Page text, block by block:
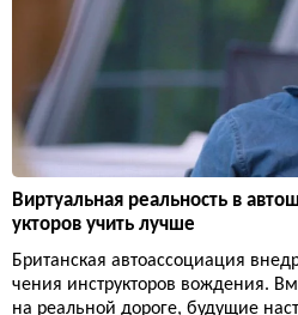
Виртуальная реальность в
укторов учить лучше
Британская автоассоциация
чения инструкторов вождения.
на реальной дороге, будущие